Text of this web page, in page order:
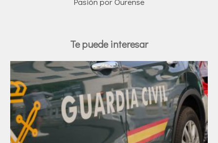
Te puede interesar